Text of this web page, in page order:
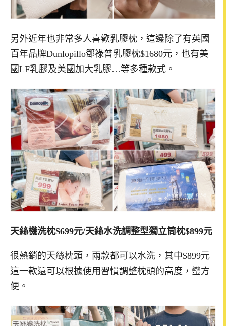
另外近年也非常多人喜歡乳膠枕，這邊除了有英國
百年品牌Dunlopillo鄧祿普乳膠枕$1680元，也有美
國LF乳膠及美國加大乳膠…等多種款式。
天絲機洗枕$699元/天絲水洗調整型獨立筒枕$899元
很熱銷的天絲枕頭，兩款都可以水洗，其中$899元
這一款還可以根據使用習慣調整枕頭的高度，蠻方
便。